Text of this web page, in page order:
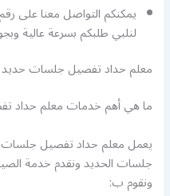
يمكنكم التواصل معنا على
لنلبي طلبكم بسرعة عالية
معلم حداد تفصيل جلسات حديد
ما هي أهم خدمات معلم حداد
يعمل معلم حداد تفصيل
جلسات الحديد ونقدم خدمة
ونقوم ب: